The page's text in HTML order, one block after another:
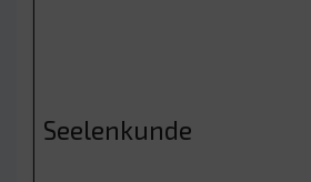
Seelenkunde